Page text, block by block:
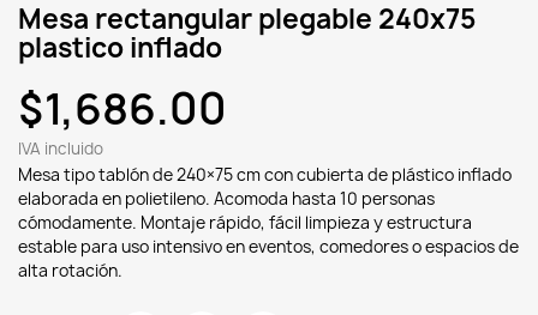
Mesa rectangular plegable 240x75
plastico inflado
$1,686.00
IVA incluido
Mesa tipo tablón de 240×75 cm con cubierta de plástico inflado
elaborada en polietileno. Acomoda hasta 10 personas
cómodamente. Montaje rápido, fácil limpieza y estructura
estable para uso intensivo en eventos, comedores o espacios de
alta rotación.